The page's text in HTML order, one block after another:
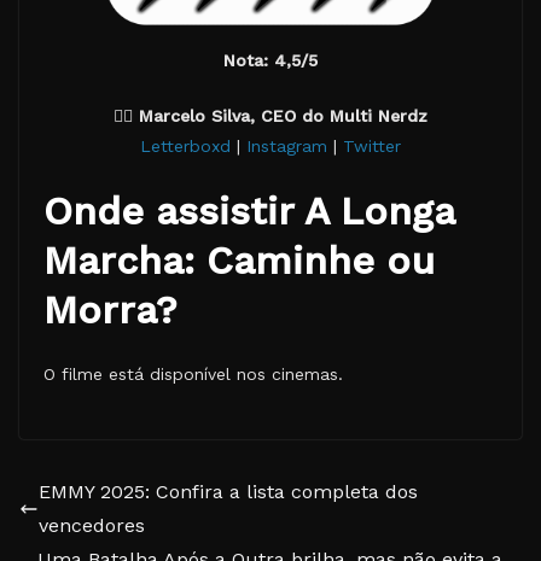
Nota: 4,5/5
✍🏽 Marcelo Silva, CEO do Multi Nerdz
Letterboxd | Instagram | Twitter
Onde assistir A Longa
Marcha: Caminhe ou
Morra?
O filme está disponível nos cinemas.
EMMY 2025: Confira a lista completa dos
vencedores